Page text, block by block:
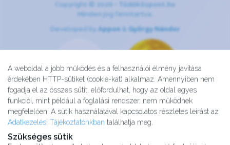
A weboldal a jobb működés és a felhasználói élmény javítása
érdekében HTTP-sütiket (cookie-kat) alkalmaz. Amennyiben nem
fogadja el az összes sütit, előfordulhat, hogy az oldal egyes
funkciói, mint például a foglalási rendszer, nem működnek
megfelelően. A sütik használatával kapcsolatos részletes leírást az
Adatkezelési Tájékoztatónkban találhatja meg.
Szükséges sütik
Copyright © 2026 •
Tüdőközpont.hu
Minden jog fenntartva.
Developed by Appon& György Nándor